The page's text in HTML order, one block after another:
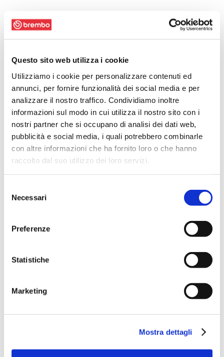
Questo sito web utilizza i cookie
Utilizziamo i cookie per personalizzare contenuti ed
annunci, per fornire funzionalità dei social media e per
analizzare il nostro traffico. Condividiamo inoltre
informazioni sul modo in cui utilizza il nostro sito con i
nostri partner che si occupano di analisi dei dati web,
pubblicità e social media, i quali potrebbero combinarle
con altre informazioni che ha fornito loro o che hanno
raccolto dal suo utilizzo dei loro servizi.
delNecessari
Preferenze
Statistiche
Marketing
Mostra dettagli